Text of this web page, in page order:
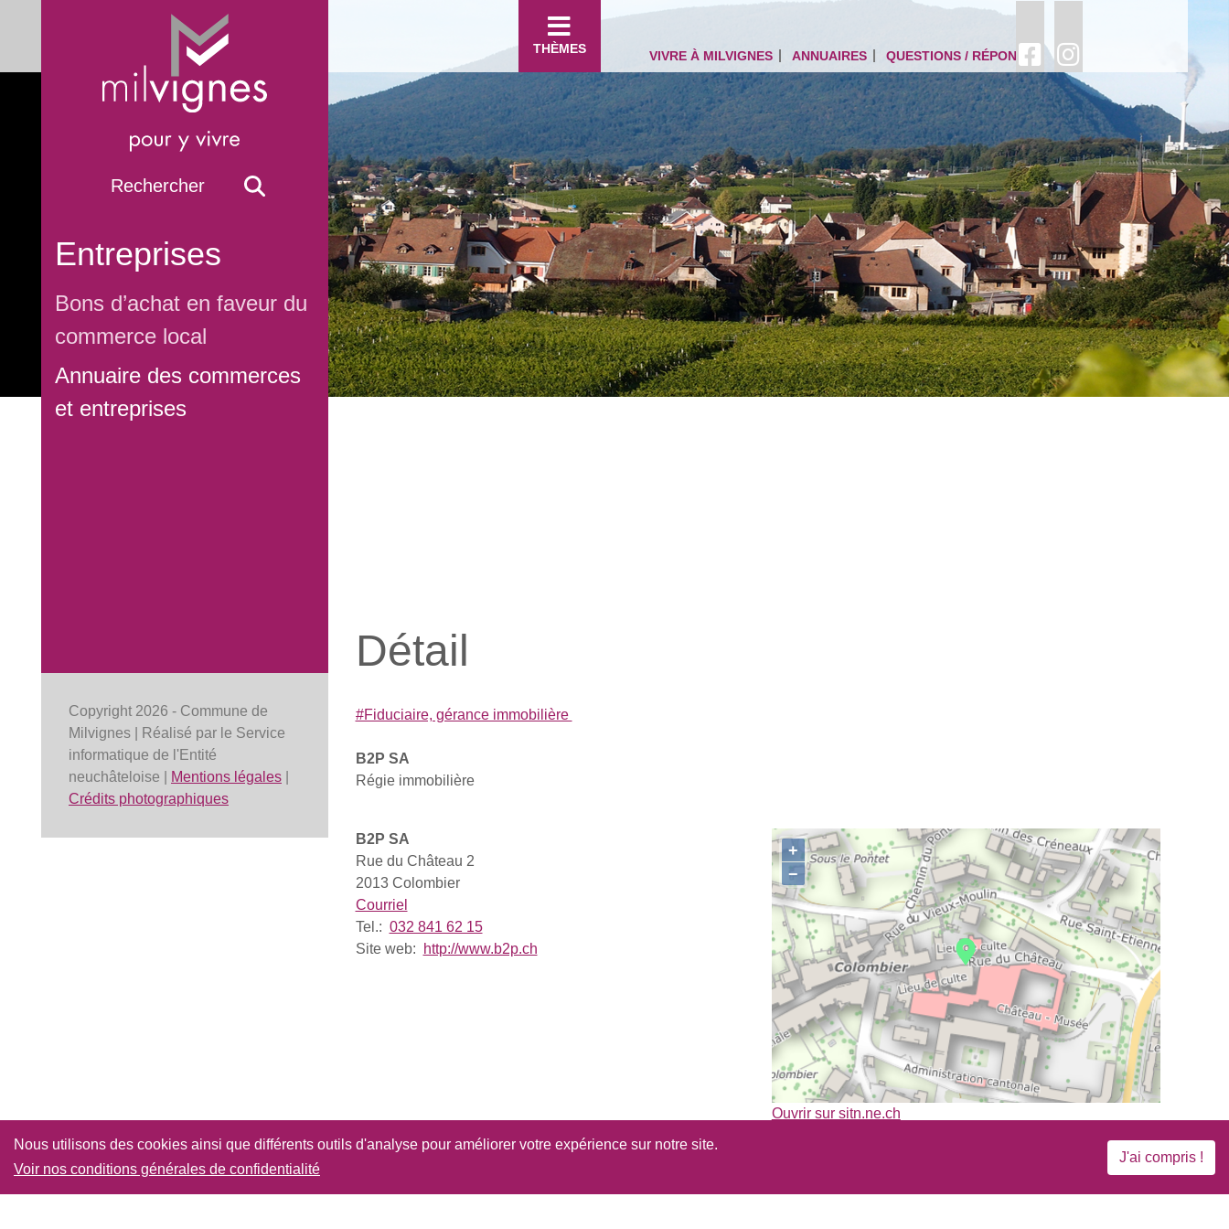
THÈMES VIVRE À MILVIGNES ANNUAIRES QUESTIONS / RÉPONSES
Entreprises
Bons d’achat en faveur du
commerce local
Annuaire des commerces
et entreprises
Copyright 2026 - Commune de
Milvignes | Réalisé par le Service
informatique de l'Entité
neuchâteloise |
Mentions légales
Crédits photographiques
Détail
#Fiduciaire, gérance immobilière
B2P SA
Régie immobilière
B2P SA
Rue du Château 2
2013 Colombier
Courriel
Tel.: 032 841 62 15
Site web:
http://www.b2p.ch
+
−
Ouvrir sur sitn.ne.ch
Retour à l'annuaire
Nous utilisons des cookies ainsi que différents outils d'analyse pour améliorer votre expérience sur notre site.
Voir nos conditions générales de confidentialité
J'ai compris !